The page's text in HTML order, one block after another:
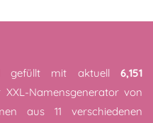
gefüllt mit aktuell 6,151
Namensgenerator von
aus 11 verschiedenen